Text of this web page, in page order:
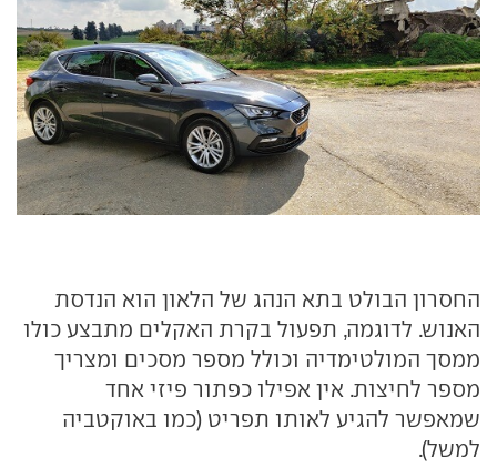
החסרון הבולט בתא הנהג של הלאון הוא הנדסת
האנוש. לדוגמה, תפעול בקרת האקלים מתבצע כולו
ממסך המולטימדיה וכולל מספר מסכים ומצריך
מספר לחיצות. אין אפילו כפתור פיזי אחד
שמאפשר להגיע לאותו תפריט (כמו באוקטביה
למשל).